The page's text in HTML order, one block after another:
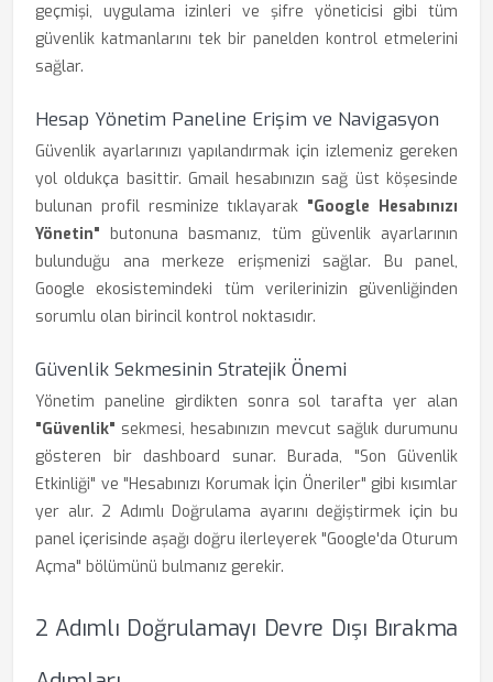
geçmişi, uygulama izinleri ve şifre yöneticisi gibi tüm
güvenlik katmanlarını tek bir panelden kontrol etmelerini
sağlar.
Hesap Yönetim Paneline Erişim ve Navigasyon
Güvenlik ayarlarınızı yapılandırmak için izlemeniz gereken
yol oldukça basittir. Gmail hesabınızın sağ üst köşesinde
bulunan profil resminize tıklayarak "Google Hesabınızı
Yönetin" butonuna basmanız, tüm güvenlik ayarlarının
bulunduğu ana merkeze erişmenizi sağlar. Bu panel,
Google ekosistemindeki tüm verilerinizin güvenliğinden
sorumlu olan birincil kontrol noktasıdır.
Güvenlik Sekmesinin Stratejik Önemi
Yönetim paneline girdikten sonra sol tarafta yer alan
"Güvenlik" sekmesi, hesabınızın mevcut sağlık durumunu
gösteren bir dashboard sunar. Burada, "Son Güvenlik
Etkinliği" ve "Hesabınızı Korumak İçin Öneriler" gibi kısımlar
yer alır. 2 Adımlı Doğrulama ayarını değiştirmek için bu
panel içerisinde aşağı doğru ilerleyerek "Google'da Oturum
Açma" bölümünü bulmanız gerekir.
2 Adımlı Doğrulamayı Devre Dışı Bırakma